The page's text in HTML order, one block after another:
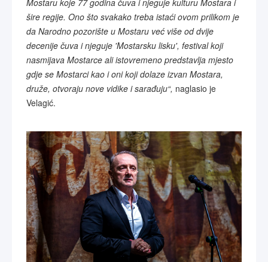
Mostaru koje 77 godina čuva i njeguje kulturu Mostara i
šire regije. Ono što svakako treba istaći ovom prilikom je
da Narodno pozorište u Mostaru već više od dvije
decenije čuva i njeguje 'Mostarsku lisku', festival koji
nasmijava Mostarce ali istovremeno predstavlja mjesto
gdje se Mostarci kao i oni koji dolaze izvan Mostara,
druže, otvoraju nove vidike i sarađuju“, naglasio je
Velagić.